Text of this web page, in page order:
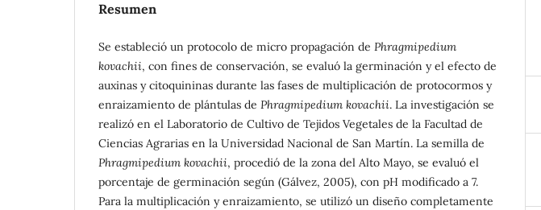
Resumen
Se estableció un protocolo de micro propagación de Phragmipedium
kovachii, con fines de conservación, se evaluó la germinación y el efecto de
auxinas y citoquininas durante las fases de multiplicación de protocormos y
enraizamiento de plántulas de Phragmipedium kovachii. La investigación se
realizó en el Laboratorio de Cultivo de Tejidos Vegetales de la Facultad de
Ciencias Agrarias en la Universidad Nacional de San Martín. La semilla de
Phragmipedium kovachii, procedió de la zona del Alto Mayo, se evaluó el
porcentaje de germinación según (Gálvez, 2005), con pH modificado a 7.
Para la multiplicación y enraizamiento, se utilizó un diseño completamente